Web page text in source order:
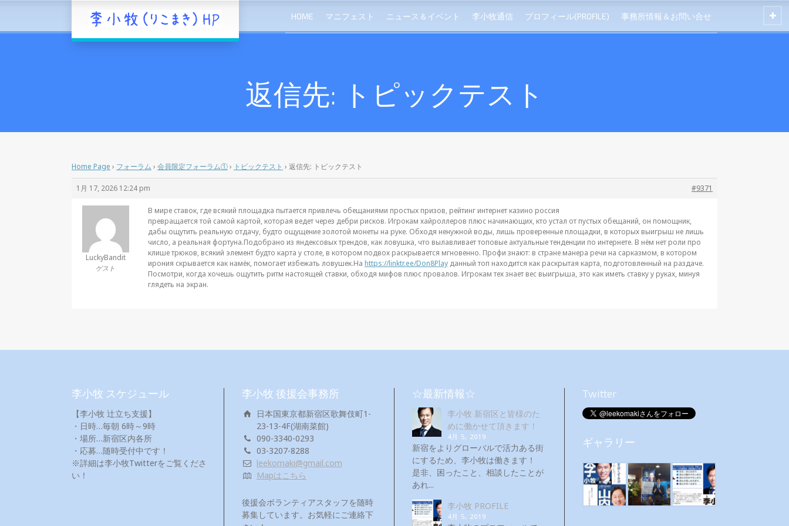
HOME マニフェスト ニュース＆イベント 李小牧通信 プロフィール(PROFILE) 事務所情報＆お問い合せ
返信先: トピックテスト
Home Page › フォーラム › 会員限定フォーラム①› トピックテスト › 返信先: トピックテスト
1月 17, 2026 12:24 pm #9371
LuckyBandit
ゲスト
В мире ставок, где всякий площадка пытается привлечь обещаниями простых призов, рейтинг интернет казино россия
превращается той самой картой, которая ведет через дебри рисков. Игрокам хайроллеров плюс начинающих, кто устал от пустых обещаний, он помощник,
дабы ощутить реальную отдачу, будто ощущение золотой монеты на руке. Обходя ненужной воды, лишь проверенные площадки, в которых выигрыш не лишь
число, а реальная фортуна.Подобрано из яндексовых трендов, как ловушка, что вылавливает топовые актуальные тенденции по интернете. В нём нет роли про
клише трюков, всякий элемент будто карта у столе, в котором подвох раскрывается мгновенно. Профи знают: в стране манера речи на сарказмом, в котором
ирония скрывается как намёк, помогает избежать ловушек.На https://linktr.ee/Don8Play данный топ находится как раскрытая карта, подготовленный на раздаче.
Посмотри, когда хочешь ощутить ритм настоящей ставки, обходя мифов плюс провалов. Игрокам тех знает вес выигрыша, это как иметь ставку у руках, минуя
глядеть на экран.
李小牧 スケジュール
【李小牧 辻立ち支援】
・日時…毎朝 6時～9時
・場所…新宿区内各所
・応募…随時受付中です！
※詳細は李小牧Twitterをご覧くださ
い！
李小牧 後援会事務所
日本国東京都新宿区歌舞伎町1-
23-13-4F(湖南菜館)
090-3340-0293
03-3207-8288
leekomaki@gmail.com
Mapはこちら
後援会ボランティアスタッフを随時
募集しています。お気軽にご連絡下
☆最新情報☆
李小牧 新宿区と皆様のた
めに働かせて頂きます！
4月 5, 2019
新宿をよりグローバルで活力ある街
にするため、李小牧は働きます！
是非、困ったこと、相談したことが
あれ...
李小牧 PROFILE
4月 5, 2019
Twitter
ギャラリー